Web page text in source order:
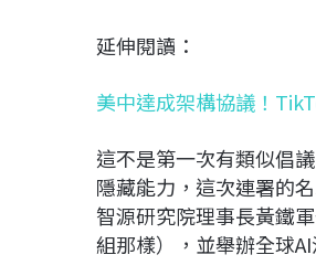
延伸閱讀：
美中達成架構協議！
這不是第一次有類似倡
隱藏能力，這次連署的
智源研究院理事長黃鐵
組那樣），並舉辦全球